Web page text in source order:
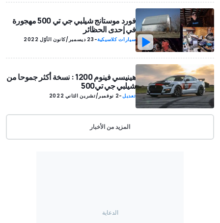
فورد موستانج شيلبي جي تي 500 مهجورة
في إحدى الحظائر
سيارات كلاسيكية- 23 ديسمبر/كانون الأوّل 2022
هينيسي فينوم 1200 : نسخة أكثر جموحا من
شيلبي جي تي500
تعديل-2 نوفمبر/تشرين الثاني 2022
المزيد من الأخبار